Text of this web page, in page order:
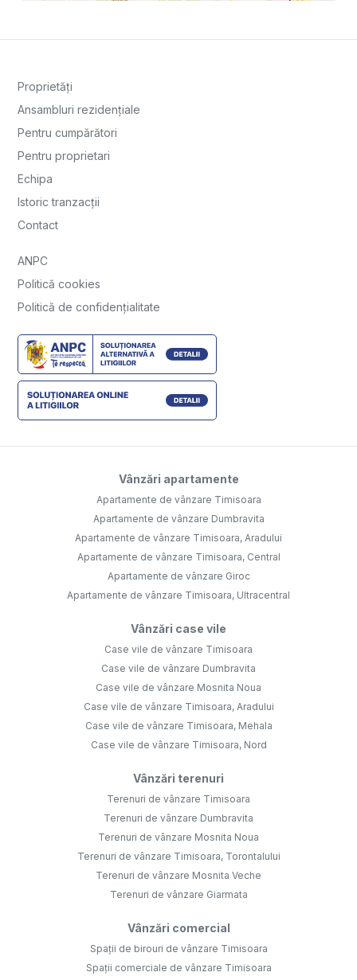
Proprietăți
Ansambluri rezidențiale
Pentru cumpărători
Pentru proprietari
Echipa
Istoric tranzacții
Contact
ANPC
Politică cookies
Politică de confidențialitate
Vânzări apartamente
Apartamente de vânzare Timisoara
Apartamente de vânzare Dumbravita
Apartamente de vânzare Timisoara, Aradului
Apartamente de vânzare Timisoara, Central
Apartamente de vânzare Giroc
Apartamente de vânzare Timisoara, Ultracentral
Vânzări case vile
Case vile de vânzare Timisoara
Case vile de vânzare Dumbravita
Case vile de vânzare Mosnita Noua
Case vile de vânzare Timisoara, Aradului
Case vile de vânzare Timisoara, Mehala
Case vile de vânzare Timisoara, Nord
Vânzări terenuri
Terenuri de vânzare Timisoara
Terenuri de vânzare Dumbravita
Terenuri de vânzare Mosnita Noua
Terenuri de vânzare Timisoara, Torontalului
Terenuri de vânzare Mosnita Veche
Terenuri de vânzare Giarmata
Vânzări comercial
Spații de birouri de vânzare Timisoara
Spații comerciale de vânzare Timisoara